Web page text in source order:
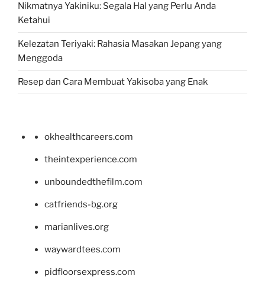
Nikmatnya Yakiniku: Segala Hal yang Perlu Anda
Ketahui
Kelezatan Teriyaki: Rahasia Masakan Jepang yang
Menggoda
Resep dan Cara Membuat Yakisoba yang Enak
okhealthcareers.com
theintexperience.com
unboundedthefilm.com
catfriends-bg.org
marianlives.org
waywardtees.com
pidfloorsexpress.com